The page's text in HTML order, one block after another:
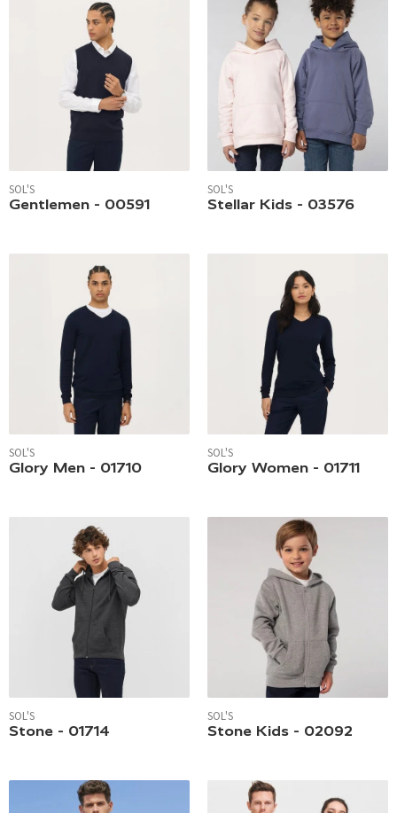
SOL'S
Gentlemen - 00591
SOL'S
Stellar Kids - 03576
SOL'S
Glory Men - 01710
SOL'S
Glory Women - 01711
SOL'S
Stone - 01714
SOL'S
Stone Kids - 02092